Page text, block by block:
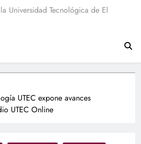
Universitaria
Universidad Tecnológica de El
UTEC expone avances
UTEC Online